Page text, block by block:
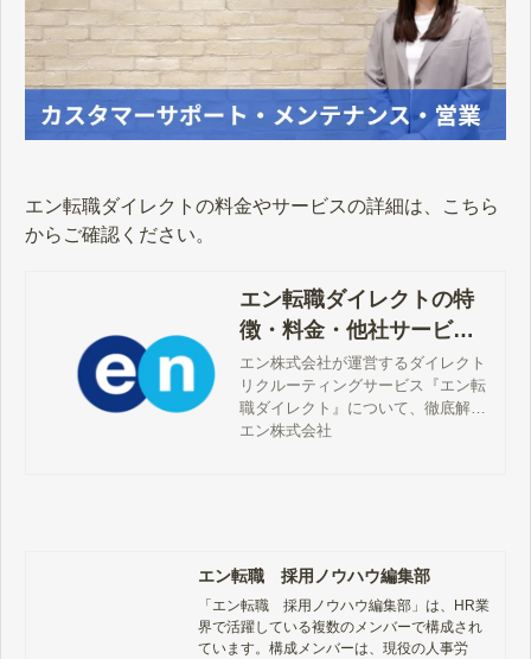
エン転職ダイレクトの料金やサービスの詳細は、こちら
からご確認ください。
エン転職ダイレクトの特
徴・料金・他社サービス
の違い
エン株式会社が運営するダイレクト
リクルーティングサービス『エン転
職ダイレクト』について、徹底解説
します。特長や強みは？料金形態
エン株式会社
エン転職 採用ノウハウ編集部
「エン転職　採用ノウハウ編集部」は、HR業
界で活躍している複数のメンバーで構成され
ています。構成メンバーは、現役の人事労